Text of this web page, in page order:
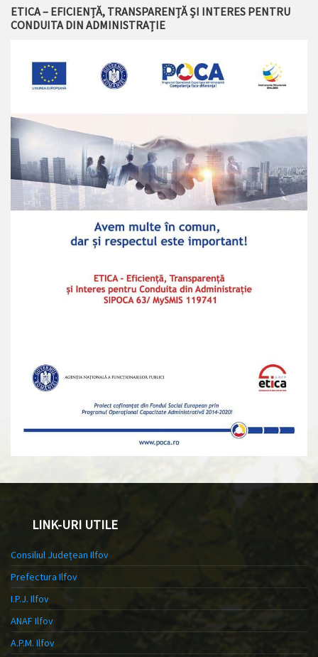
ETICA – EFICIENȚĂ, TRANSPARENȚĂ ȘI INTERES PENTRU
CONDUITA DIN ADMINISTRAȚIE
LINK-URI UTILE
Consiliul Județean Ilfov
Prefectura Ilfov
I.P.J. Ilfov
ANAF Ilfov
A.P.M. Ilfov